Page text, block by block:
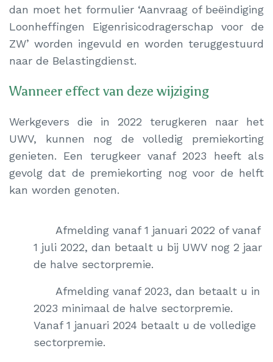
dan moet het formulier ‘Aanvraag of beëindiging
Loonheffingen Eigenrisicodragerschap voor de
ZW’ worden ingevuld en worden teruggestuurd
naar de Belastingdienst.
Wanneer effect van deze wijziging
Werkgevers die in 2022 terugkeren naar het
UWV, kunnen nog de volledig premiekorting
genieten. Een terugkeer vanaf 2023 heeft als
gevolg dat de premiekorting nog voor de helft
kan worden genoten.
Afmelding vanaf 1 januari 2022 of vanaf
1 juli 2022, dan betaalt u bij UWV nog 2 jaar
de halve sectorpremie.
Afmelding vanaf 2023, dan betaalt u in
2023 minimaal de halve sectorpremie.
Vanaf 1 januari 2024 betaalt u de volledige
sectorpremie.